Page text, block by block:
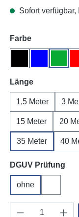
Sofort
Farbeauswählen
Längeauswählen
1,5 Meter 3
15 Meter 20
35 Meter 40
DGUV Prüfung
ohne
Produkt